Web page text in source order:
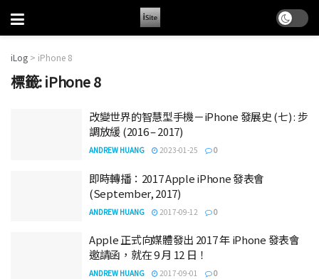
iLog > iPhone 8
標籤:iPhone 8
改變世界的智慧型手機－iPhone 發展史 (七) : 步
調放緩 (2016 – 2017)
ANDREW HUANG 2023-01-25 0
即時轉播：2017 Apple iPhone 發表會
(September, 2017)
ANDREW HUANG 2017-09-12 0
Apple 正式向媒體發出 2017 年 iPhone 發表會
邀請函，就在 9 月 12 日！
ANDREW HUANG 2017-09-01 0